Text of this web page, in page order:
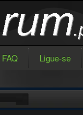
FAQ Ligue-se